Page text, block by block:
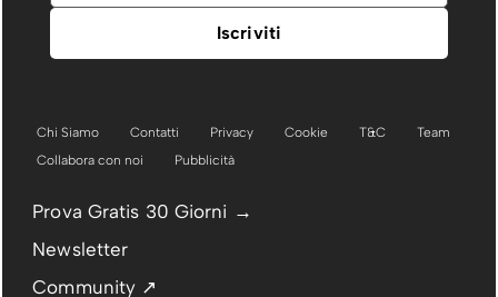
Chi Siamo Contatti Privacy Cookie T&C
Team
Collabora con noi
Pubblicità
Prova Gratis 30 Giorni →
Newsletter
Community ↗